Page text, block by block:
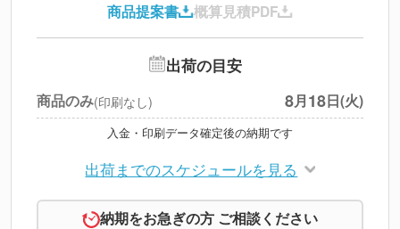
※上記小計は税別です
商品提案書 概算見積PDF
出荷の目安
商品のみ(印刷なし) 8月18日(火)
入金・印刷データ確定後の納期です
出荷までのスケジュールを見る
納期をお急ぎの方 ご相談ください